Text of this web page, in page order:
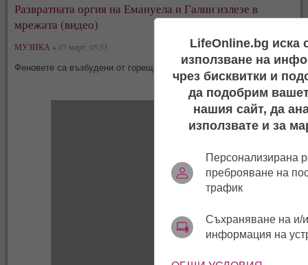
Развратната оргия на Емануела и Галин излезе в
мрежата (видео)
МУЗИКА » 07 март, 05:53
Феновете са възбудени от горещите сцени
LifeOnline.bg иска
използване на
чрез бисквитки и
да подобрим
нашия сайт, да
използвате и за
Персонализирана
преброяване на
трафик
Съхраняване на и/
информация на